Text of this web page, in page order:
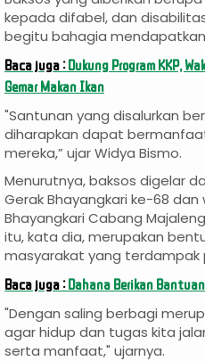
kepada difabel, dan
begitu bahagia
Baca juga :Dukung Program KKP,
Gemar Makan Ikan
"Santunan yang disalurkan
diharapkan dapat
mereka,” ujar Widya Bismo.
Menurutnya, baksos digelar
Gerak Bhayangkari ke-68 dan
Bhayangkari Cabang
itu, kata dia, merupakan
masyarakat yang terdampak
Baca juga :Dahana Berikan
"Dengan saling berbagi
agar hidup dan tugas kita
serta manfaat," ujarnya.